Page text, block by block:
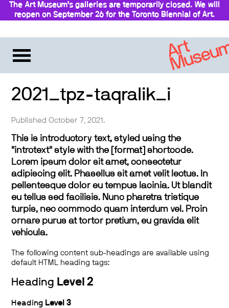
The Art Museum’s galleries are temporarily closed. We will
reopen on September 26 for the Toronto Biennial of Art.
2021_tpz-taqralik_i
Published October 7, 2021.
This is introductory text, styled using the
"introtext" style with the [format] shortcode.
Lorem ipsum dolor sit amet, consectetur
adipiscing elit. Phasellus sit amet velit lectus. In
pellentesque dolor eu tempus lacinia. Ut blandit
eu tellus sed facilisis. Nunc pharetra tristique
turpis, nec commodo quam interdum vel. Proin
ornare purus at tortor pretium, eu gravida elit
vehicula.
The following content sub-headings are available using
default HTML heading tags:
Heading Level 2
Heading Level 3